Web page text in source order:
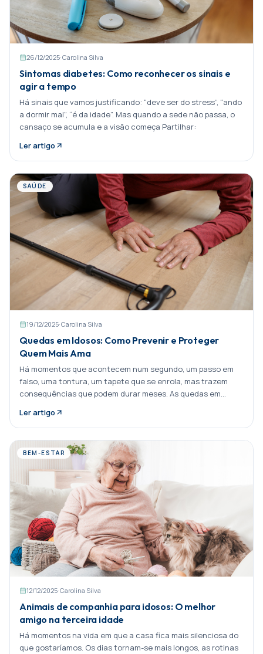
26/12/2025·Carolina Silva
Sintomas diabetes: Como reconhecer os sinais e
agir a tempo
Há sinais que vamos justificando: “deve ser do stress”, “ando
a dormir mal”, “é da idade”. Mas quando a sede não passa, o
cansaço se acumula e a visão começa Partilhar:
Ler artigo
SAÚDE
19/12/2025·Carolina Silva
Quedas em Idosos: Como Prevenir e Proteger
Quem Mais Ama
Há momentos que acontecem num segundo, um passo em
falso, uma tontura, um tapete que se enrola, mas trazem
consequências que podem durar meses. As quedas em
Ler artigo
BEM-ESTAR
12/12/2025·Carolina Silva
Animais de companhia para idosos: O melhor
amigo na terceira idade
Há momentos na vida em que a casa fica mais silenciosa do
que gostaríamos. Os dias tornam-se mais longos, as rotinas